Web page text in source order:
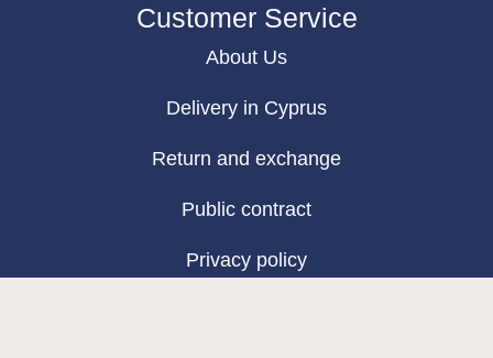
Customer Service
About Us
Delivery in Cyprus
Return and exchange
Public contract
Privacy policy